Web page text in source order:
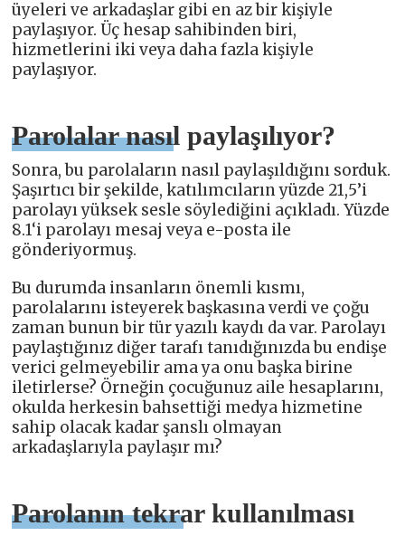
üyeleri ve arkadaşlar gibi en az bir kişiyle
paylaşıyor. Üç hesap sahibinden biri,
hizmetlerini iki veya daha fazla kişiyle
paylaşıyor.
Parolalar nasıl paylaşılıyor?
Sonra, bu parolaların nasıl paylaşıldığını sorduk.
Şaşırtıcı bir şekilde, katılımcıların yüzde 21,5’i
parolayı yüksek sesle söylediğini açıkladı. Yüzde
8.1‘i parolayı mesaj veya e-posta ile
gönderiyormuş.
Bu durumda insanların önemli kısmı,
parolalarını isteyerek başkasına verdi ve çoğu
zaman bunun bir tür yazılı kaydı da var. Parolayı
paylaştığınız diğer tarafı tanıdığınızda bu endişe
verici gelmeyebilir ama ya onu başka birine
iletirlerse? Örneğin çocuğunuz aile hesaplarını,
okulda herkesin bahsettiği medya hizmetine
sahip olacak kadar şanslı olmayan
arkadaşlarıyla paylaşır mı?
Parolanın tekrar kullanılması